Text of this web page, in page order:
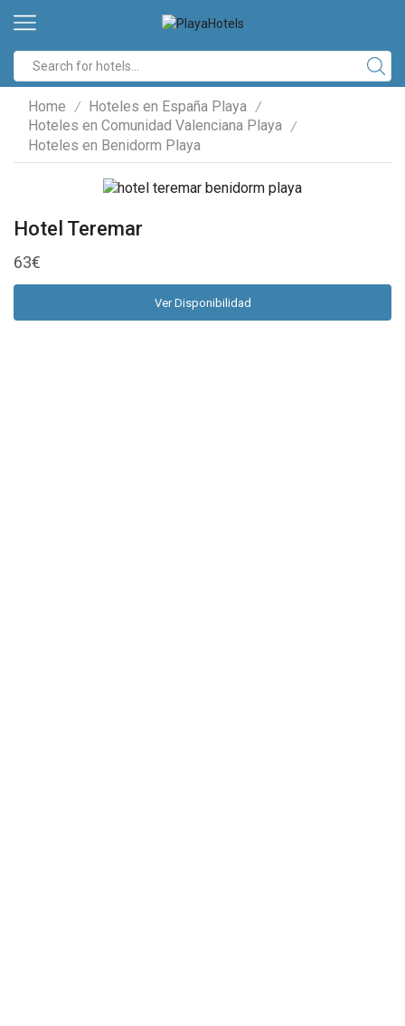
input
Home / Hoteles en España Playa /
Hoteles en Comunidad Valenciana Playa /
Hoteles en Benidorm Playa
Hotel Teremar
63€
Ver Disponibilidad